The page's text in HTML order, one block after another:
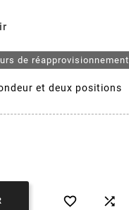
de réapprovisionnement
et deux positions
 